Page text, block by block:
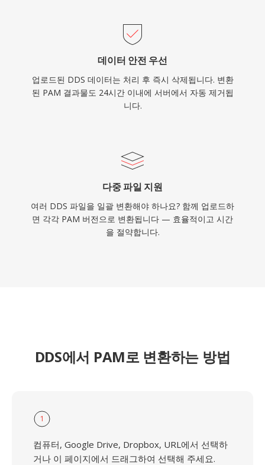
데이터 안전 우선
업로드된 DDS 데이터는 처리 후 즉시 삭제됩니다. 변환
된 PAM 결과물도 24시간 이내에 서버에서 자동 제거됩
니다.
다중 파일 지원
여러 DDS 파일을 일괄 변환해야 하나요? 함께 업로드하
면 각각 PAM 버전으로 변환됩니다 — 효율적이고 시간
을 절약합니다.
DDS에서 PAM로 변환하는 방법
1
컴퓨터, Google Drive, Dropbox, URL에서 선택하
거나 이 페이지에서 드래그하여 선택해 주세요.